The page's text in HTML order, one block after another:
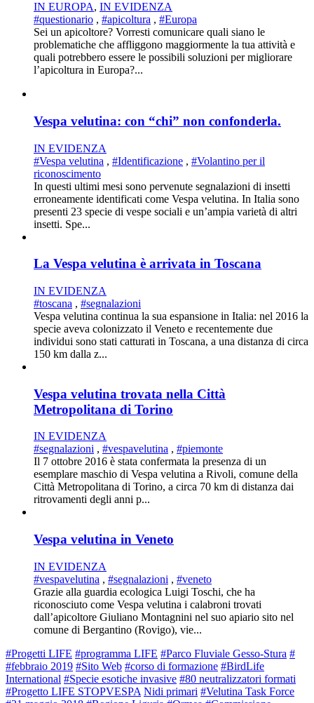
IN EUROPA, IN EVIDENZA
#questionario , #apicoltura , #Europa
Sei un apicoltore? Vorresti comunicare quali siano le
problematiche che affliggono maggiormente la tua attività e
quali potrebbero essere le possibili soluzioni per migliorare
l’apicoltura in Europa?...
Vespa velutina: con “chi” non confonderla.
IN EVIDENZA
#Vespa velutina , #Identificazione , #Volantino per il
riconoscimento
In questi ultimi mesi sono pervenute segnalazioni di insetti
erroneamente identificati come Vespa velutina. In Italia sono
presenti 23 specie di vespe sociali e un’ampia varietà di altri
insetti. Spe...
La Vespa velutina è arrivata in Toscana
IN EVIDENZA
#toscana , #segnalazioni
Vespa velutina continua la sua espansione in Italia: nel 2016 la
specie aveva colonizzato il Veneto e recentemente due
individui sono stati catturati in Toscana, a una distanza di circa
150 km dalla z...
Vespa velutina trovata nella Città
Metropolitana di Torino
IN EVIDENZA
#segnalazioni , #vespavelutina , #piemonte
Il 7 ottobre 2016 è stata confermata la presenza di un
esemplare maschio di Vespa velutina a Rivoli, comune della
Città Metropolitana di Torino, a circa 70 km di distanza dai
ritrovamenti degli anni p...
Vespa velutina in Veneto
IN EVIDENZA
#vespavelutina , #segnalazioni , #veneto
Grazie alla guardia ecologica Luigi Toschi, che ha
riconosciuto come Vespa velutina i calabroni trovati
dall’apicoltore Giuliano Montagnini nel suo apiario sito nel
comune di Bergantino (Rovigo), vie...
#Progetti LIFE #programma LIFE #Parco Fluviale Gesso-Stura #
#febbraio 2019 #Sito Web #corso di formazione #BirdLife
International #Specie esotiche invasive #80 neutralizzatori formati
#Progetto LIFE STOPVESPA Nidi primari #Velutina Task Force